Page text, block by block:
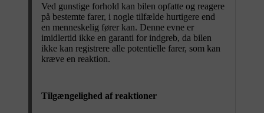
Ved gunstige forhold kan bilen opfatte og reagere
på bestemte farer, i nogle tilfælde hurtigere end
en menneskelig fører kan. Denne evne er
imidlertid ikke en garanti for indgreb, da bilen
ikke kan registrere alle potentielle farer, som kan
kræve en reaktion.
Tilgængelighed af reaktioner